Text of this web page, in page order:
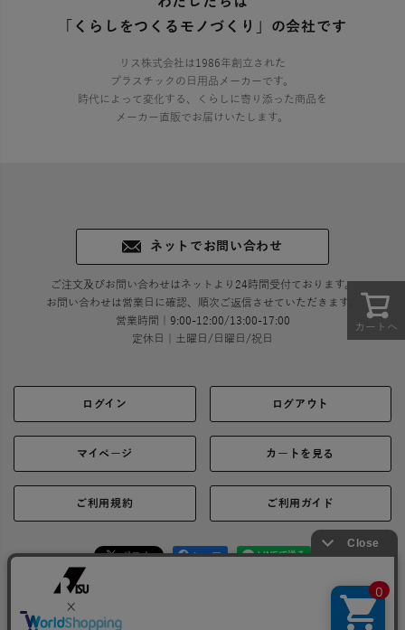
カートへ
「くらしをつくるモノづくり」の会社です
リス株式会社は1986年創立された
プラスチックの日用品メーカーです。
時代によって変化する、くらしに寄り添った商品を
メーカー直販でお届けいたします。
ネットでお問い合わせ
ご注文及びお問い合わせはネットより24時間受付ております。
お問い合わせは営業日に確認、順次ご返信させていただきます。
営業時間｜9:00-12:00/13:00-17:00
定休日｜土曜日/日曜日/祝日
ログイン ログアウト
マイページ カートを見る
ご利用規約 ご利用ガイド
シェア
プライバシーポリシー